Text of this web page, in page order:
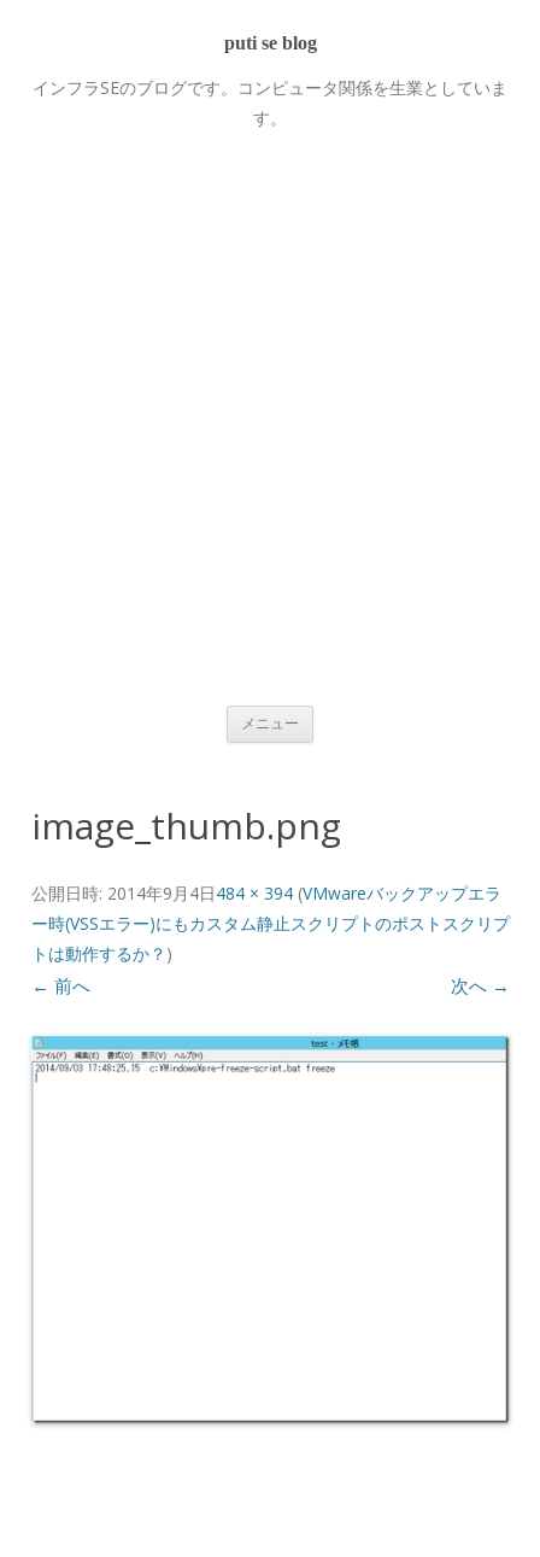
puti se blog
インフラSEのブログです。コンピュータ関係を生業としていま
す。
メニュー コンテンツへ移動
image_thumb.png
公開日時: 2014年9月4日484 × 394(VMwareバックアップエラ
ー時(VSSエラー)にもカスタム静止スクリプトのポストスクリプ
トは動作するか？ )
← 前へ 次へ →